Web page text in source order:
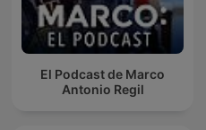
El Podcast de Marco
Antonio Regil